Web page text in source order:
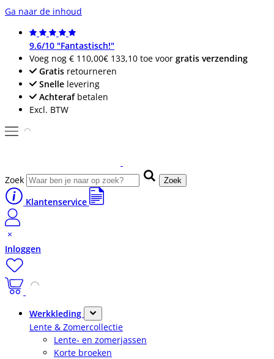
Ga naar de inhoud
9.6/10 "Fantastisch!"
Voeg nog € 110,00€ 133,10 toe voor gratis verzending
Gratis retourneren
Snelle levering
Achterafbetalen
Excl. BTW
Zoek Zoek
Klantenservice
Inloggen
Werkkleding
Lente & Zomercollectie
Lente- en zomerjassen
Korte broeken